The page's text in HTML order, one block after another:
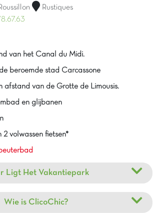
Rustiques
van het Canal du Midi.
beroemde stad Carcassone
afstand van de Grotte de Limousis.
en glijbanen
2 volwassen fietsen*
Ligt Het Vakantiepark
Wie is ClicoChic?